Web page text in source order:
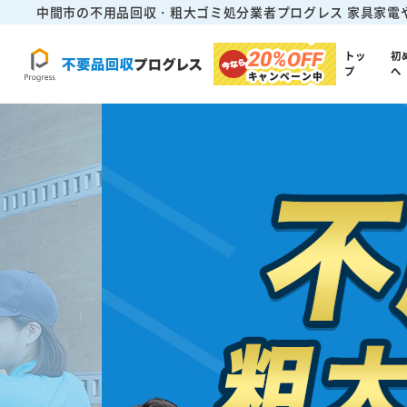
中間市の不用品回収・粗大ゴミ処分業者プログレス 家具家電
20%OFF
キャンペーン中
トッ
プ
初
へ